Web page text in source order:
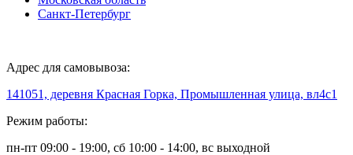
Санкт-Петербург
Адрес для самовывоза:
141051, деревня Красная Горка, Промышленная улица, вл4с1
Режим работы:
пн-пт 09:00 - 19:00, сб 10:00 - 14:00, вс выходной